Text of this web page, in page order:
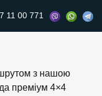
11 00 771
з нашою
преміум 4×4